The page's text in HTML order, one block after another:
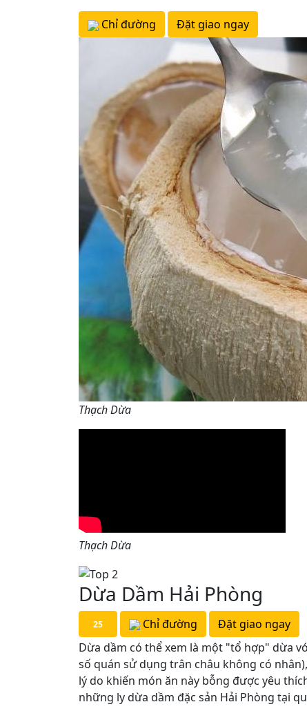
Chỉ đường Đặt giao ngay
Thạch Dừa
Thạch Dừa
Dừa Dầm Hải Phòng
25 Chỉ đường
Đặt giao ngay
Dừa dầm có thể xem là một "tổ hợp" dừa
số quán sử dụng trân châu không có
lý do khiến món ăn này bỗng được yêu
những ly dừa dầm đặc sản Hải Phòng tại